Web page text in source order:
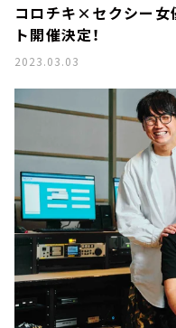
コロチキ×セクシー女
ト開催決定！
2023.03.03